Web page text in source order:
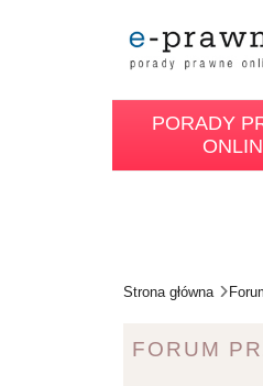
PORADY
Strona główna
FORUM